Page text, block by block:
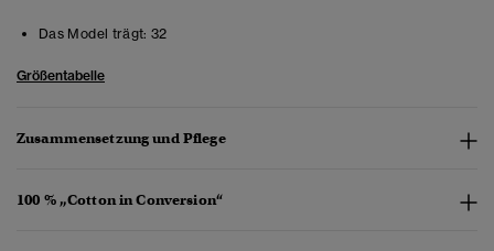
Das Model trägt: 32
Größentabelle
Zusammensetzung und Pflege
100 % „Cotton in Conversion“